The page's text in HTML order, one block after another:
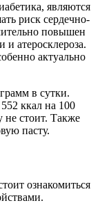
являются
риск сердечно-
повышен
и атеросклероза.
актуально
в сутки.
ккал на 100
стоит. Также
пасту.
ознакомиться